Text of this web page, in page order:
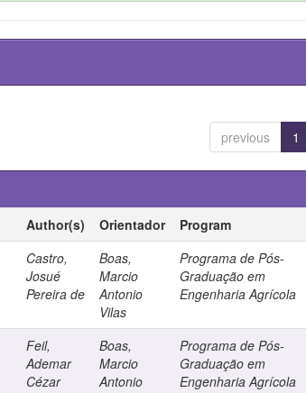
previous 1
Author(s) Orientador Program
Castro,
Josué
Pereira de
Boas,
Marcio
Antonio
Vilas
Programa de Pós-
Graduação em
Engenharia Agrícola
Feil,
Ademar
Cézar
Boas,
Marcio
Antonio
Programa de Pós-
Graduação em
Engenharia Agrícola